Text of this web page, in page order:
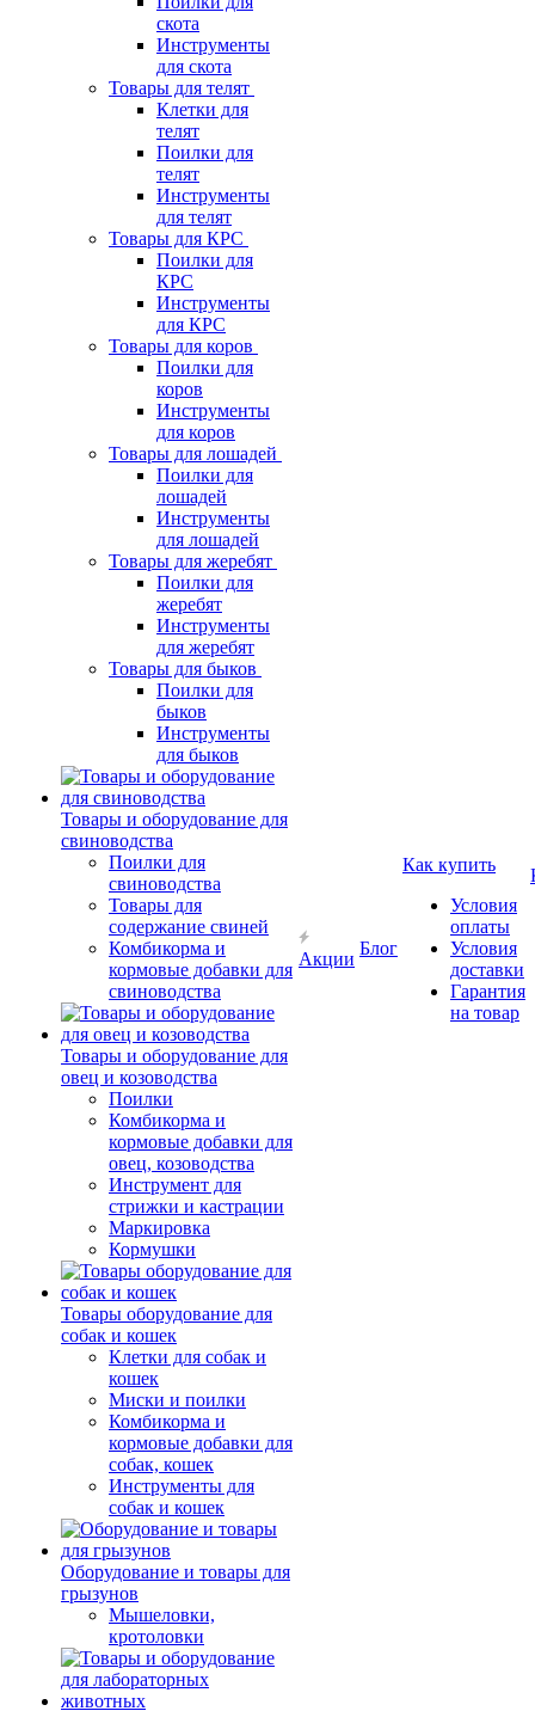
скота
Инструменты
для скота
Товары для телят
Клетки для
телят
Поилки для
телят
Инструменты
для телят
Товары для КРС
Поилки для
КРС
Инструменты
для КРС
Товары для коров
Поилки для
коров
Инструменты
для коров
Товары для лошадей
Поилки для
лошадей
Инструменты
для лошадей
Товары для жеребят
Поилки для
жеребят
Инструменты
для жеребят
Товары для быков
Поилки для
быков
Инструменты
для быков
Товары и оборудование для
свиноводства
Поилки для
свиноводства
Товары для
содержание свиней
Комбикорма и
кормовые добавки для
свиноводства
Товары и оборудование для
овец и козоводства
Поилки
Комбикорма и
кормовые добавки для
овец, козоводства
Инструмент для
стрижки и кастрации
Маркировка
Кормушки
Товары оборудование для
собак и кошек
Клетки для собак и
кошек
Миски и поилки
Комбикорма и
кормовые добавки для
собак, кошек
Инструменты для
собак и кошек
Оборудование и товары для
грызунов
Мышеловки,
кротоловки
Акции
Блог
Как купить
Условия
оплаты
Условия
доставки
Гарантия
на товар